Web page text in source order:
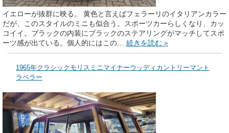
イエローが抜群に映る。 黄色と言えばフェラーリのイタリアンカラー
だが、このスタイルのミニも似合う。スポーツカーらしくなり、カッ
コイイ。ブラックの内装にブラックのステアリングがマッチしてスポ
ーツ感が出ている。個人的にはこの… 続きを読む »
1965年クラシックモリスミニマイナーウッディカントリーマント
ラベラー